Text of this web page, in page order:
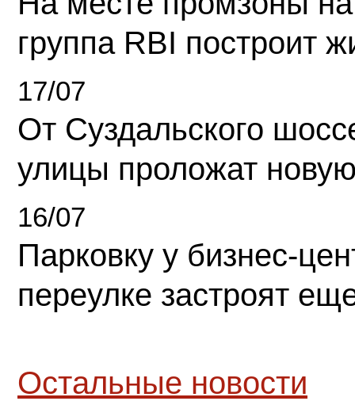
группа RBI построит
17/07
От Суздальского
улицы проложат
16/07
Парковку у бизнес-
переулке застроят
Остальные новости